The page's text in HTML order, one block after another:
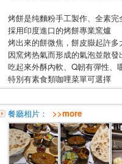
烤餅是纯麵粉手工製作、全素
採用印度進口的烤餅專業窯爐
烤出來的餅微焦，餅皮臌起許多
因窯烤热氣而形成的氣泡並散發
吃起來外酥內軟、Q韌有彈性、
特別有素食類咖哩菜單可選擇
餐廳相片： >>more